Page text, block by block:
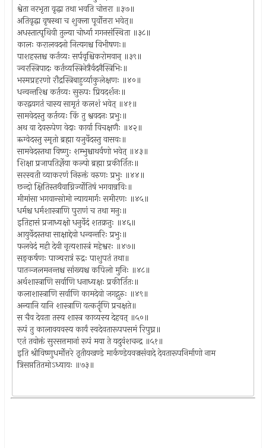
श्वेता नरभृता वृद्धा तथा भवति चोत्तरा ॥३७॥
अतिवृद्धा वृषस्था च शुक्ला पूर्वोत्तरा भवेत्॥
अधस्तात्पृथिवी तुल्या चोर्ध्वा गगनसंस्थिता ॥३८॥
कालः करालवदनो नित्यगश्च विभीषणः॥
पाशहस्तश्च कर्तव्यः सर्पवृश्चिकरोमवान् ॥३९॥
ज्वरस्त्रिपादः कर्तव्यस्त्रिनेत्रैर्वदनैस्त्रिभिः॥
भस्मप्रहरणो रौद्रस्त्रिबाहुर्व्याकुलेक्षणः ॥४०॥
धन्वन्तरिश्च कर्तव्यः सुरूपः प्रियदर्शनः॥
करद्वयगतं चास्य सामृतं कलशं भवेत् ॥४१॥
सामवेदस्तु कर्तव्यः किं तु श्ववदनः प्रभुः॥
अथ वा देवरूपेण वेदाः कार्या विचक्षणैः ॥४२॥
ऋग्वेदस्तु स्मृतो ब्रह्मा यजुर्वेदस्तु वासवः॥
सामवेदस्तथा विष्णुः शम्भुश्चाथर्वणो भवेत् ॥४३॥
शिक्षा प्रजापतिर्ज्ञेया कल्पो ब्रह्मा प्रकीर्तितः॥
सरस्वती व्याकरणं निरुक्तं वरुणः प्रभुः ॥४४॥
छन्दो क्षितिस्तथैवाग्निर्ज्योतिषं भगवान्रविः॥
मीमांसा भगवान्सोमो न्यायमार्गः समीरणः ॥४५॥
धर्मश्च धर्मशास्त्राणि पुराणं च तथा मनुः॥
इतिहासं प्रजाध्यक्षो धनुर्वेदं शतक्रतुः ॥४६॥
आयुर्वेदस्तथा साक्षाद्देवो धन्वन्तरिः प्रभुः॥
फलवेदं मही देवी नृत्यशास्त्रं महेश्वरः ॥४७॥
सङ्कर्षणः पाञ्चरात्रं रुद्रः पाशुपतं तथा॥
पातञ्जलमनन्तश्च सांख्यश्च कपिलो मुनिः ॥४८॥
अर्थशास्त्राणि सर्वाणि धनाध्यक्षः प्रकीर्तितः॥
कलाशास्त्राणि सर्वाणि कामदेवो जगद्गुरुः ॥४९॥
अन्यानि यानि शास्त्राणि यत्कर्तॄणि प्रचक्षते॥
स चैव देवता तस्य शास्त्र काव्यस्य देहवत् ॥५०॥
रूपं तु कालावयवस्य कार्यं स्वदेवतारूपपसमं रिपुघ्न॥
एतं तवोक्तं सुरसत्तमानां रूपं मया ते यदुवंशचन्द्र ॥५१॥
इति श्रीविष्णुधर्मोत्तरे तृतीयखण्डे मार्कण्डेयवज्रसंवादे देवतारूपनिर्माणो नाम
त्रिसप्ततितमोऽध्यायः ॥७३॥